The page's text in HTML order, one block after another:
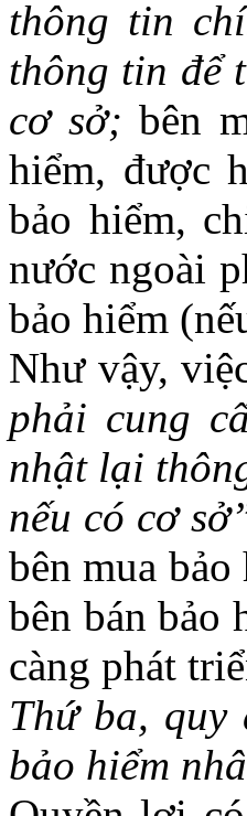
thông tin
thông tin để
cơ sở; bên
hiểm, được
bảo hiểm,
nước ngoài
bảo hiểm
Như vậy,
phải cung
nhật lại
nếu có cơ
bên mua
bên bán bảo
càng phát
Thứ ba, quy
bảo hiểm